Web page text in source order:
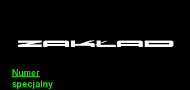
Numer
specjalny